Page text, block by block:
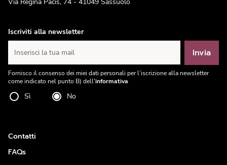
Via Regina Pacis, 74 - 41049 Sassuolo
Iscriviti alla newsletter
Inserisci la tua mail Invia
Fornisco il consenso dei miei dati personali per l’iscrizione alla newsletter
come indicato nel punto B) dell'informativa
Sì No
Contatti
FAQs